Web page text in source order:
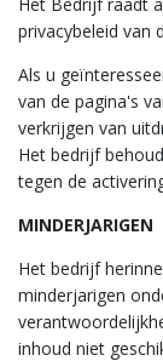
privacybeleid van
Als u
van de pagina's
verkrijgen van
Het bedrijf
tegen de
MINDERJARIGEN
Het bedrijf
minderjarigen
inhoud niet